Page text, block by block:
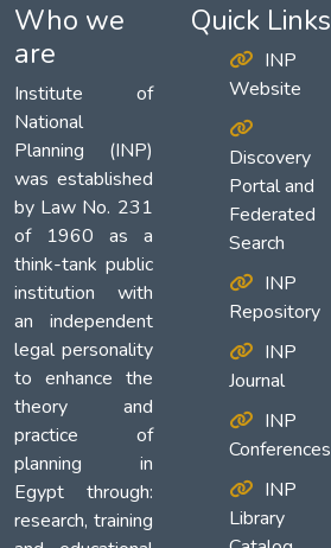
Who we
are
Institute of
National
Planning (INP)
was established
by Law No. 231
of 1960 as a
think-tank public
institution with
an independent
legal personality
to enhance the
theory and
practice of
planning in
Egypt through:
research, training
Quick Links
INP
Website
Discovery
Portal and
Federated
Search
INP
Repository
INP
Journal
INP
Conferences
INP
Library